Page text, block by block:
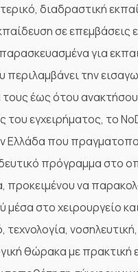
διαδραστική
σε
για
περιλαμβάνει την
έως ότου
εγχειρήματος, το
Ελλάδα που
πρόγραμμα στο
προκειμένου να
μέσα στο χειρουργείο
τεχνολογία,
θώρακα με